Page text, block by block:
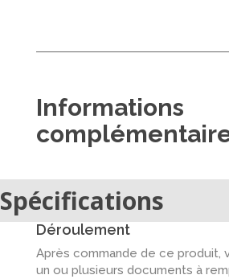
Informations
Spécifications
Déroulement
Après commande de ce produit,
un ou plusieurs documents à